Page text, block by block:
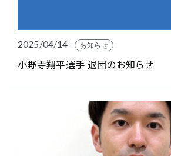
2025/04/14 お知らせ
小野寺翔平選手 退団のお知らせ